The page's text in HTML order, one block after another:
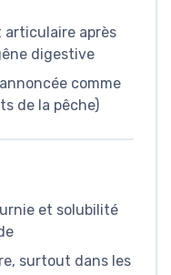
articulaire après
digestive
comme
de la pêche)
et solubilité
surtout dans les